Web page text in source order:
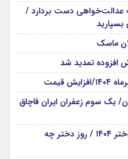
عدالت‌خواهی دست بردارد /
ماسک
افزوده تمدید شد
یک سوم زعفران ایران قاچاق
پیام‌های تبریک به مناسبت روز دختر ۱۴۰۴ / روز دختر چه